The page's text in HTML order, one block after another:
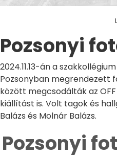
Pozsonyi
2024.11.13-án a
Pozsonyban megrendezett
között megcsodálták az
kiállítást is. Volt tagok és
Balázs és Molnár Balázs.
Pozsonyi